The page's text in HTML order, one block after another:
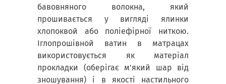
бавовняного волокна, який
прошивається у вигляді ялинки
хлопоквой або поліефірної ниткою.
Іглопрошівной ватин в матрацах
використовується як матеріал
прокладки (оберігає м'який шар від
зношування) і в якості настильного